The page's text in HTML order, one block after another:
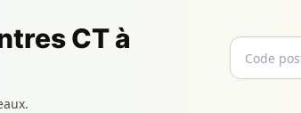
CT à
Code postal
Email